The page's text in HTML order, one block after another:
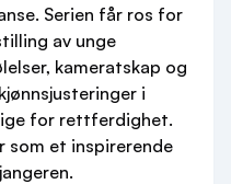
Serien får ros for
av unge
kameratskap og
i
for rettferdighet.
et inspirerende